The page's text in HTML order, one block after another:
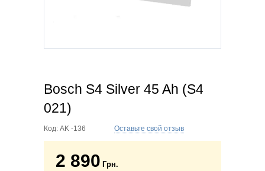
Bosch S4 Silver 45 Ah (S4
021)
Код: AK -136 Оставьте свой отзыв
2 890 Грн.